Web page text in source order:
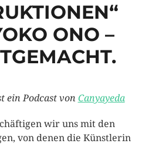
ONO –
ein Podcast von Canyayeda
wir uns mit den
von denen die Künstlerin